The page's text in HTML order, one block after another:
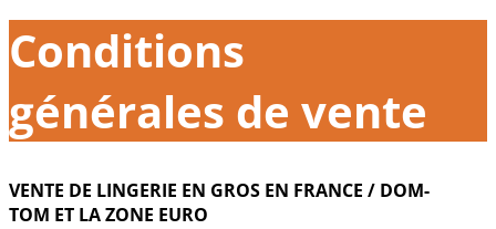
Conditions
générales de vente
VENTE DE LINGERIE EN GROS EN FRANCE / DOM-
TOM ET LA ZONE EURO